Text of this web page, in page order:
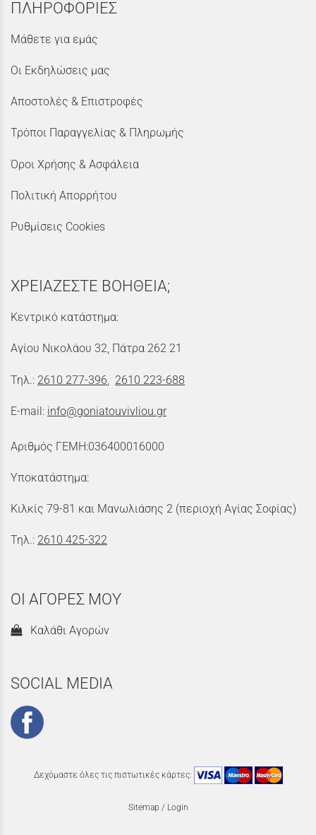
ΠΛΗΡΟΦΟΡΙΕΣ
Μάθετε για εμάς
Οι Εκδηλώσεις μας
Αποστολές & Επιστροφές
Τρόποι Παραγγελίας & Πληρωμής
Όροι Χρήσης & Ασφάλεια
Πολιτική Απορρήτου
Ρυθμίσεις Cookies
ΧΡΕΙΑΖΕΣΤΕ ΒΟΗΘΕΙΑ;
Κεντρικό κατάστημα:
Αγίου Νικολάου 32, Πάτρα 262 21
Τηλ.: 2610 277-396 2610 223-688
E-mail: info@goniatouvivliou.gr
Αριθμός ΓΕΜΗ:036400016000
Υποκατάστημα:
Κιλκίς 79-81 και Μανωλιάσης 2 (περιοχή Αγίας Σοφίας)
Τηλ.: 2610 425-322
ΟΙ ΑΓΟΡΕΣ ΜΟΥ
Καλάθι Αγορών
SOCIAL MEDIA
Δεχόμαστε όλες τις πιστωτικές κάρτες:
Sitemap / Login